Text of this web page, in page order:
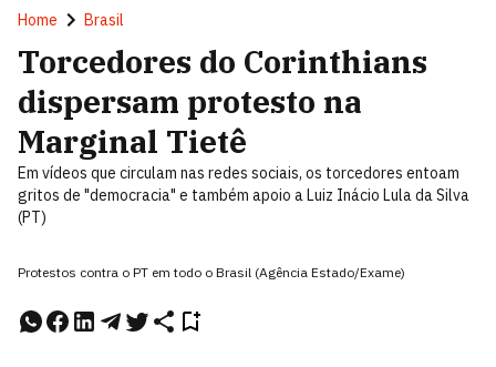
Home Brasil
Torcedores do Corinthians
dispersam protesto na
Marginal Tietê
Em vídeos que circulam nas redes sociais, os torcedores entoam
gritos de "democracia" e também apoio a Luiz Inácio Lula da Silva
(PT)
Protestos contra o PT em todo o Brasil (Agência Estado/Exame)